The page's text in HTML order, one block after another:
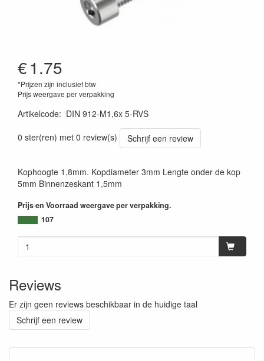
€1.75
*Prijzen zijn inclusief btw
Prijs weergave per verpakking
Artikelcode: DIN 912-M1,6x 5-RVS
0 ster(ren) met 0 review(s)
Schrijf een review
Kophoogte 1,8mm. Kopdiameter 3mm Lengte onder de kop
5mm Binnenzeskant 1,5mm
Prijs en Voorraad weergave per verpakking.
107
Reviews
Er zijn geen reviews beschikbaar in de huidige taal
Schrijf een review